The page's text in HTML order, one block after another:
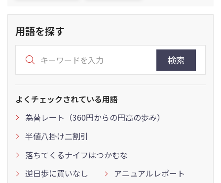
用語を探す
検索
よくチェックされている用語
為替レート（360円からの円高の歩み）
半値八掛け二割引
落ちてくるナイフはつかむな
逆日歩に買いなし
アニュアルレポート